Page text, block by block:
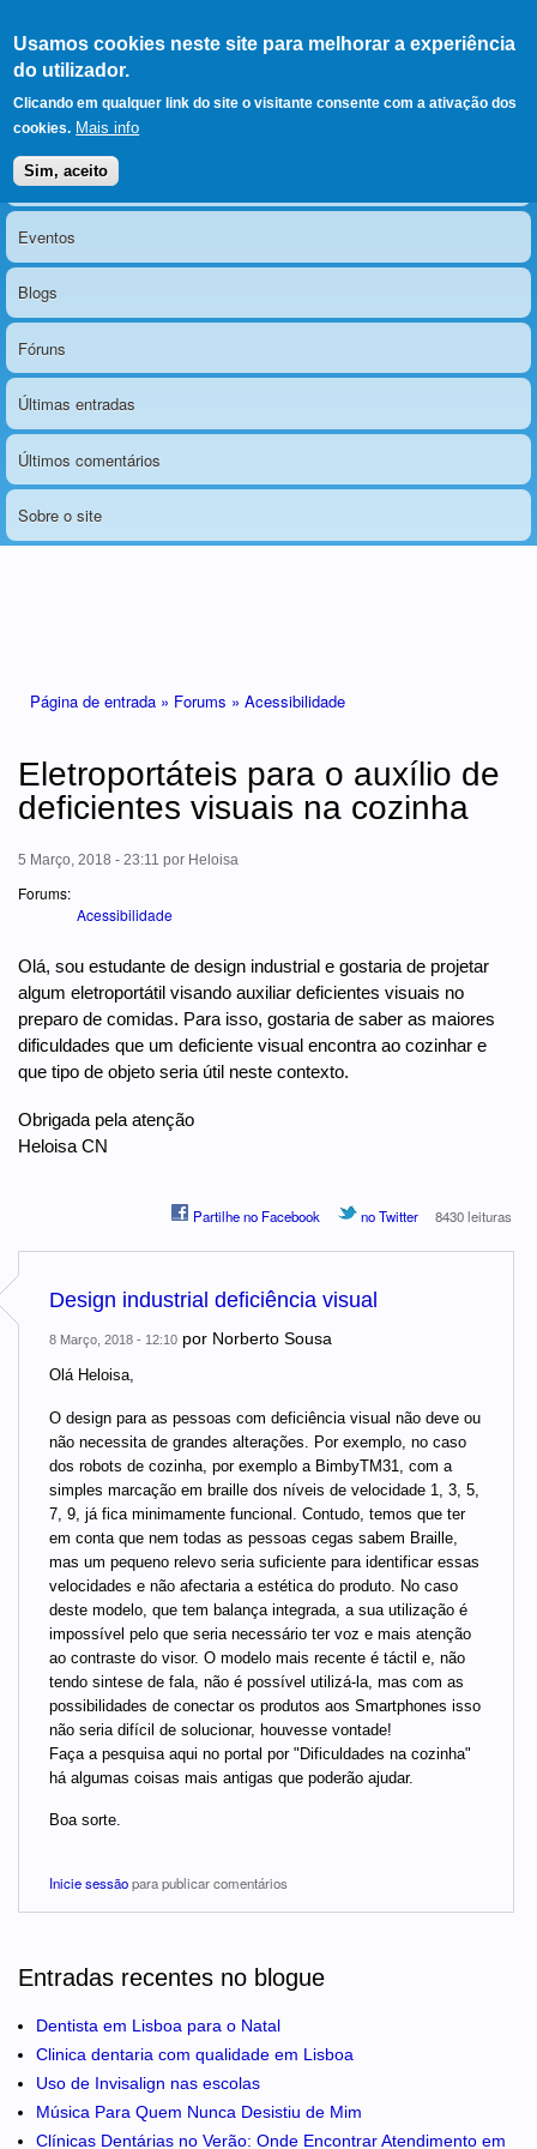
Usamos cookies neste site para melhorar a experiência
do utilizador.
Clicando em qualquer link do site o visitante consente com a ativação dos
cookies. Mais info
Sim, aceito
LERPARAVER , ir para a
página principal
O portal da visão diferente
Menu principal
Notícias
Eventos
Blogs
Fóruns
Últimas entradas
Últimos comentários
Sobre o site
Página de entrada » Forums » Acessibilidade
Eletroportáteis para o auxílio de
deficientes visuais na cozinha
5 Março, 2018 - 23:11 por Heloisa
Forums:
Acessibilidade
Olá, sou estudante de design industrial e gostaria de projetar
algum eletroportátil visando auxiliar deficientes visuais no
preparo de comidas. Para isso, gostaria de saber as maiores
dificuldades que um deficiente visual encontra ao cozinhar e
que tipo de objeto seria útil neste contexto.
Obrigada pela atenção
Heloisa CN
Partilhe no Facebook no Twitter 8430 leituras
Design industrial deficiência visual
8 Março, 2018 - 12:10 por Norberto Sousa
Olá Heloisa,
O design para as pessoas com deficiência visual não deve ou
não necessita de grandes alterações. Por exemplo, no caso
dos robots de cozinha, por exemplo a BimbyTM31, com a
simples marcação em braille dos níveis de velocidade 1, 3, 5,
7, 9, já fica minimamente funcional. Contudo, temos que ter
em conta que nem todas as pessoas cegas sabem Braille,
mas um pequeno relevo seria suficiente para identificar essas
velocidades e não afectaria a estética do produto. No caso
deste modelo, que tem balança integrada, a sua utilização é
impossível pelo que seria necessário ter voz e mais atenção
ao contraste do visor. O modelo mais recente é táctil e, não
tendo sintese de fala, não é possível utilizá-la, mas com as
possibilidades de conectar os produtos aos Smartphones isso
não seria difícil de solucionar, houvesse vontade!
Faça a pesquisa aqui no portal por "Dificuldades na cozinha"
há algumas coisas mais antigas que poderão ajudar.
Boa sorte.
Inicie sessãopara publicar comentários
Entradas recentes no blogue
Dentista em Lisboa para o Natal
Clinica dentaria com qualidade em Lisboa
Uso de Invisalign nas escolas
Música Para Quem Nunca Desistiu de Mim
Clínicas Dentárias no Verão: Onde Encontrar Atendimento em